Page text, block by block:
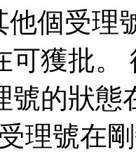
他個受理
可獲批。
號的狀態
理號在